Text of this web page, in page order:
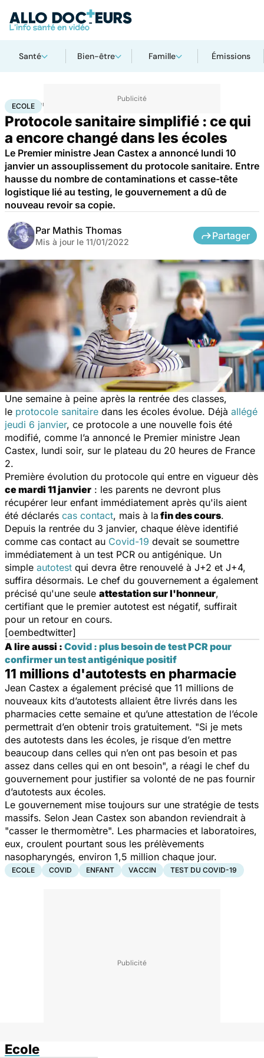
Santé Bien-être Famille Émissions
AccueilSanté
ECOLE
Protocole sanitaire simplifié : ce qui
a encore changé dans les écoles
Le Premier ministre Jean Castex a annoncé lundi 10
janvier un assouplissement du protocole sanitaire. Entre
hausse du nombre de contaminations et casse-tête
logistique lié au testing, le gouvernement a dû de
nouveau revoir sa copie.
Par Mathis Thomas
Mis à jour le 11/01/2022
Partager
Une semaine à peine après la rentrée des classes,
le protocole sanitaire dans les écoles évolue. Déjà allégé
jeudi 6 janvier, ce protocole a une nouvelle fois été
modifié, comme l’a annoncé le Premier ministre Jean
Castex, lundi soir, sur le plateau du 20 heures de France
2.
Première évolution du protocole qui entre en vigueur dès
ce mardi 11 janvier : les parents ne devront plus
récupérer leur enfant immédiatement après qu'ils aient
été déclarés cas contact, mais à la fin des cours.
Depuis la rentrée du 3 janvier, chaque élève identifié
comme cas contact au Covid-19 devait se soumettre
immédiatement à un test PCR ou antigénique. Un
simple autotest qui devra être renouvelé à J+2 et J+4,
suffira désormais. Le chef du gouvernement a également
précisé qu'une seule attestation sur l'honneur,
certifiant que le premier autotest est négatif, suffirait
pour un retour en cours.
[oembedtwitter]
A lire aussi : Covid : plus besoin de test PCR pour
confirmer un test antigénique positif
11 millions d'autotests en pharmacie
Jean Castex a également précisé que 11 millions de
nouveaux kits d’autotests allaient être livrés dans les
pharmacies cette semaine et qu’une attestation de l’école
permettrait d’en obtenir trois gratuitement. "Si je mets
des autotests dans les écoles, je risque d’en mettre
beaucoup dans celles qui n’en ont pas besoin et pas
assez dans celles qui en ont besoin", a réagi le chef du
gouvernement pour justifier sa volonté de ne pas fournir
d’autotests aux écoles.
Le gouvernement mise toujours sur une stratégie de tests
massifs. Selon Jean Castex son abandon reviendrait à
"casser le thermomètre". Les pharmacies et laboratoires,
eux, croulent pourtant sous les prélèvements
nasopharyngés, environ 1,5 million chaque jour.
ECOLE COVID ENFANT VACCIN TEST DU COVID-19
Ecole